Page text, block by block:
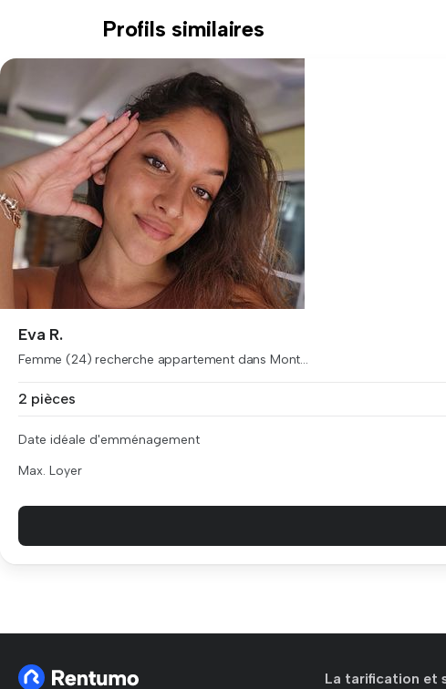
Profils similaires
Eva R.
Femme (24) recherche appartement dans Mont...
2 pièces
Date idéale d'emménagement
Max. Loyer
La tarification et